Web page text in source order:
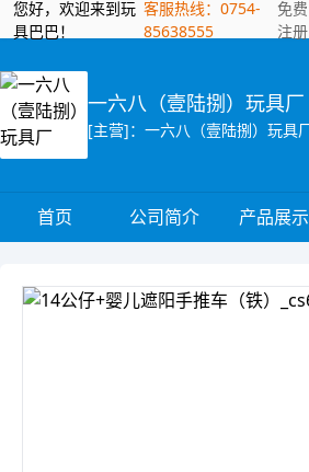
您好，欢迎来到玩
具巴巴！
客服热线：0754-
85638555
免费
注册
一六八（壹陆捌）玩具厂
首页 公司简介 产品展示